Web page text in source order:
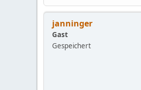
janninger
Gast
Gespeichert